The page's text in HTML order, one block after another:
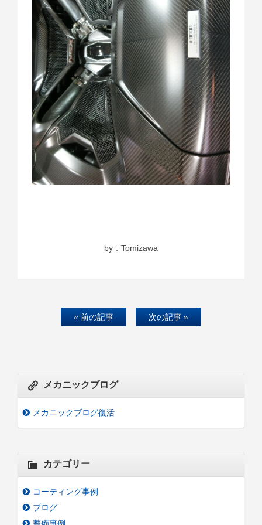
by．Tomizawa
« 前の記事 次の記事 »
メカニックブログ
メカニックブログ復活
カテゴリー
コーティング事例
ブログ